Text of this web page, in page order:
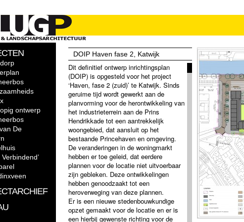
ontwerp
De
Verbindend’
DOIP Haven fase 2, Katwijk
Dit definitief ontwerp inrichtingsplan
(DOIP) is opgesteld voor het project
‘Haven, fase 2 (zuid)’ te Katwijk. Sinds
geruime tijd wordt gewerkt aan de
planvorming voor de herontwikkeling van
het industrieterrein aan de Prins
Hendrikkade tot een aantrekkelijk
woongebied, dat aansluit op het
bestaande Princehaven en omgeving.
De veranderingen in de woningmarkt
hebben er toe geleid, dat eerdere
plannen voor de locatie niet uitvoerbaar
zijn gebleken. Deze ontwikkelingen
hebben genoodzaakt tot een
heroverweging van deze plannen.
Er is een nieuwe stedenbouwkundige
opzet gemaakt voor de locatie en er is
een hierbij gewenste richting voor de